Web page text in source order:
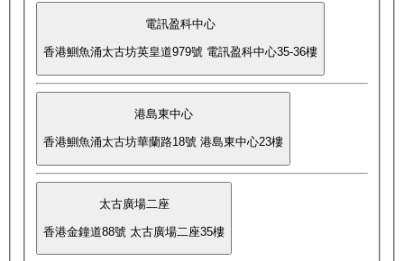
電訊盈科中心
香港鰂魚涌太古坊英皇道979號 電訊盈科中心35-36樓
港島東中心
香港鰂魚涌太古坊華蘭路18號 港島東中心23樓
太古廣場二座
香港金鐘道88號 太古廣場二座35樓